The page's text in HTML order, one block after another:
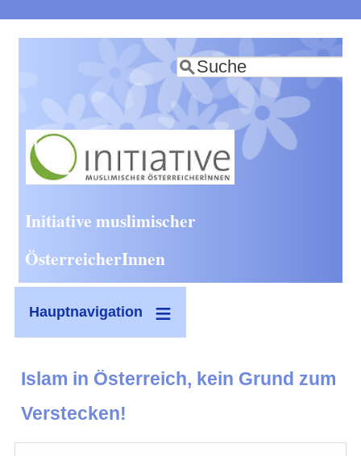
zum
Inhalt
Suche
Initiative muslimischer
ÖsterreicherInnen
Hauptnavigation
Islam in Österreich, kein Grund zum
Verstecken!